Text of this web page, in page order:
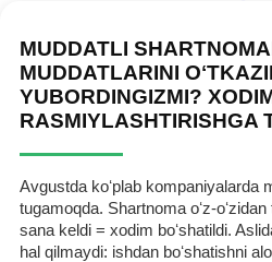
MUDDATLI
MUDDATLARINI
YUBORDINGIZMI?
RASMIYLASHTIRISHGA
Avgustda koʻplab kompaniyalarda
tugamoqda. Shartnoma oʻz-
sana keldi = хodim boʻshatildi.
hal qilmaydi: ishdan boʻshatishni